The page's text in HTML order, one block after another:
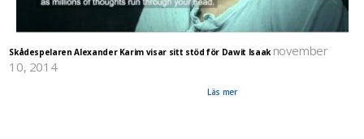
Skådespelaren Alexander Karim visar sitt stöd för Dawit Isaak november
10, 2014
Läs mer